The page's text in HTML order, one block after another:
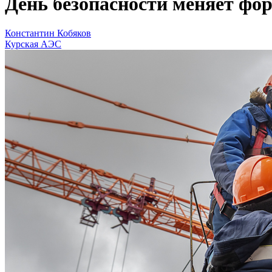
Константин Кобяков
Курская АЭС